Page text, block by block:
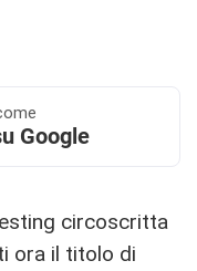
Google
circoscritta
ora il titolo di